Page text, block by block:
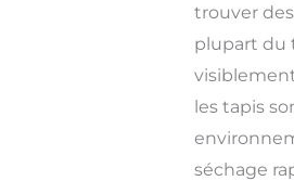
trouver
plupart du
les tapis
séchage